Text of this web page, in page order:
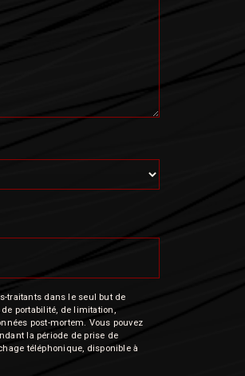
traitants dans le seul but de
portabilité, de limitation,
post-mortem. Vous pouvez
la période de prise de
téléphonique, disponible à